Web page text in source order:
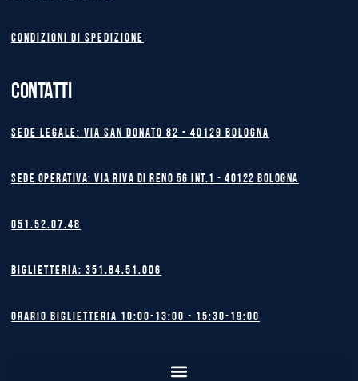
Condizioni di spedizione
CONTATTI
Sede legale: Via San Donato 82 - 40129 BOLOGNA
Sede operativa: Via Riva di Reno 56 int.1 - 40122 BOLOGNA
051.52.07.48
Biglietteria: 351.84.51.006
Orario biglietteria 10:00-13:00 - 15:30-19:00